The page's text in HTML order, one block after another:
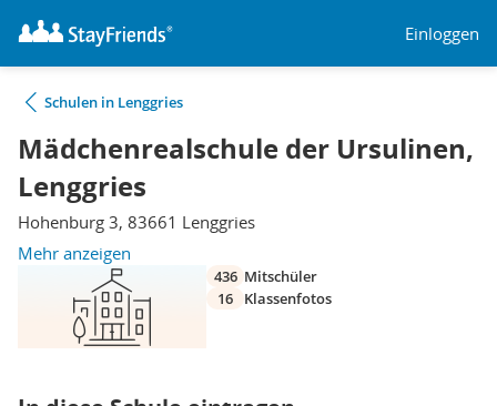
Einloggen
Schulen in Lenggries
Mädchenrealschule der Ursulinen,
Lenggries
Hohenburg 3, 83661 Lenggries
Mehr anzeigen
436 Mitschüler
16
Klassenfotos